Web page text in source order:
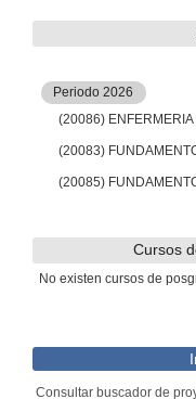
Periodo 2026
(20086) ENFERMERIA
(20083)
(20085)
Cursos
No existen cursos de
Consultar buscador de